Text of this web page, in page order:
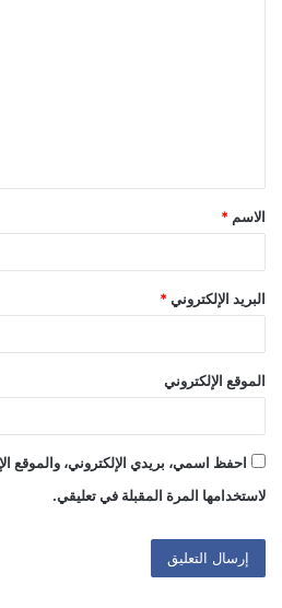
ق
*
الاسم *
البريد الإلكتروني *
الموقع الإلكتروني
احفظ اسمي، بريدي الإلكتروني، والموقع
لاستخدامها المرة المقبلة في تعليقي.